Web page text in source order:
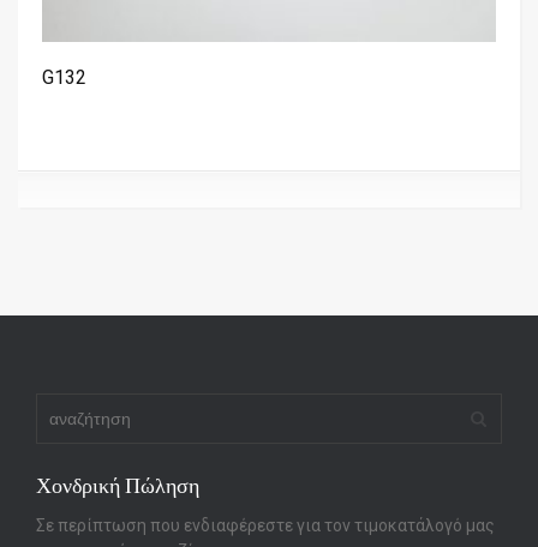
G132
Χονδρική Πώληση
Σε περίπτωση που ενδιαφέρεστε για τον τιμοκατάλογό μας